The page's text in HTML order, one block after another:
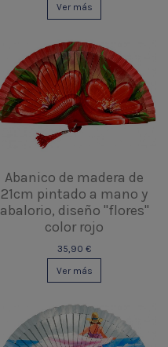
Ver más
Abanico de madera de
21cm pintado a mano y
abalorio, diseño "flores"
color rojo
35,90 €
Ver más